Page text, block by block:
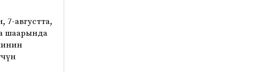
7-августта,
шаарында